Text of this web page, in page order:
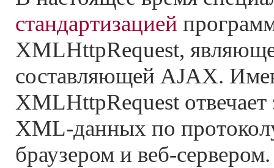
стандартизацией
XMLHttpRequest,
составляющей AJAX.
XMLHttpRequest отвечает
XML-данных по
браузером и веб-сервером.